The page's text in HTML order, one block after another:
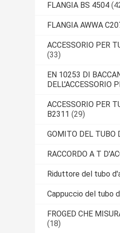
FLANGIA BS 4504
FLANGIA AWWA
ACCESSORIO PER
(33)
EN 10253 DI
DELL'ACCESSORIO
ACCESSORIO PER
B2311 (29)
GOMITO DEL TUBO
RACCORDO A T
Riduttore del tubo
Cappuccio del tubo
FROGED CHE
(18)